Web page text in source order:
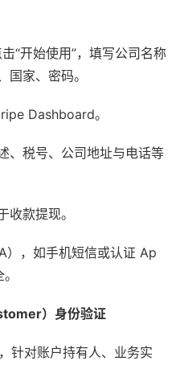
“开始使用”，填写公司名称
国家、密码。
Dashboard。
、税号、公司地址与电话等
收款提现。
），如手机短信或认证 Ap
）身份验证
针对账户持有人、业务实